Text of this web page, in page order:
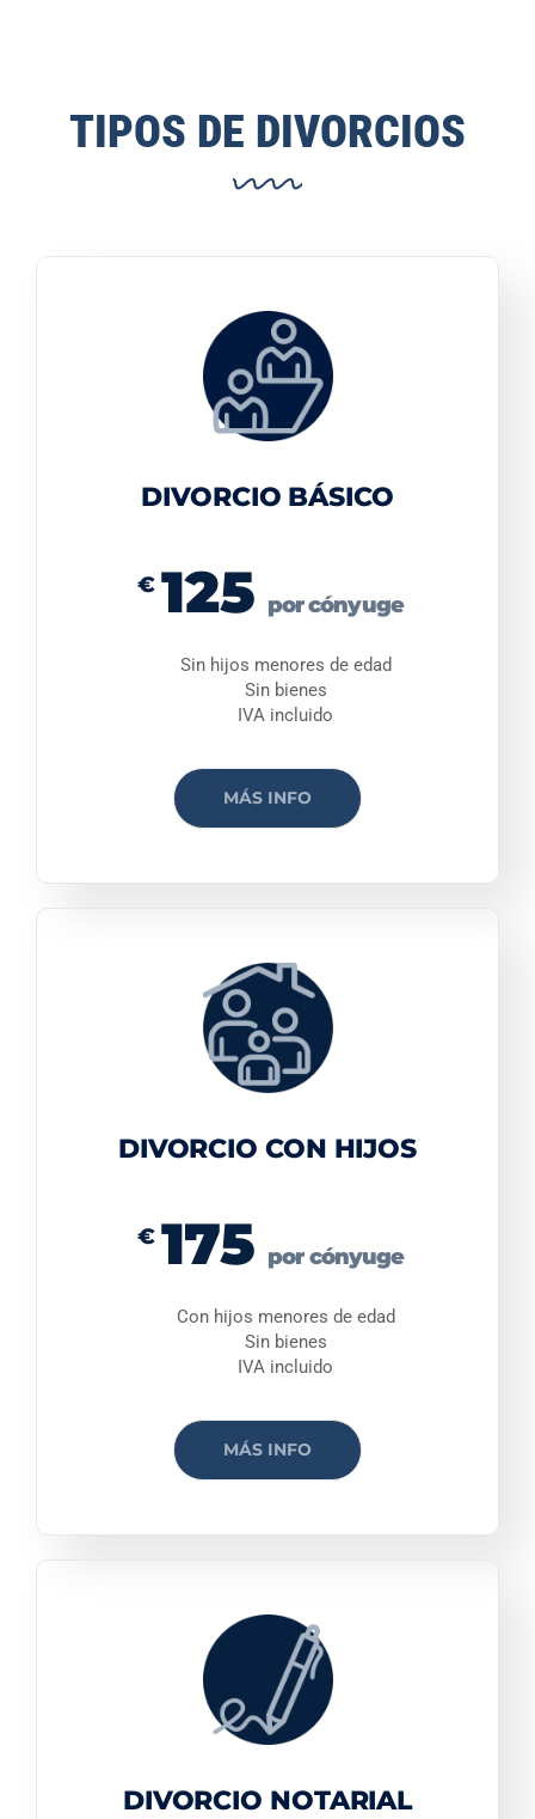
TIPOS DE DIVORCIOS
DIVORCIO BÁSICO
€ 125 por cónyuge
Sin hijos menores de edad
Sin bienes
IVA incluido
MÁS INFO
DIVORCIO CON HIJOS
€ 175 por cónyuge
Con hijos menores de edad
Sin bienes
IVA incluido
MÁS INFO
DIVORCIO NOTARIAL